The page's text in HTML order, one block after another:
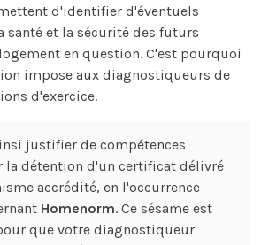
d'identifier d'éventuels
santé et la sécurité des futurs
en question. C'est pourquoi
impose aux diagnostiqueurs de
d'exercice.
justifier de compétences
la détention d'un certificat délivré
accrédité, en l'occurrence
Homenorm. Ce sésame est
que votre diagnostiqueur